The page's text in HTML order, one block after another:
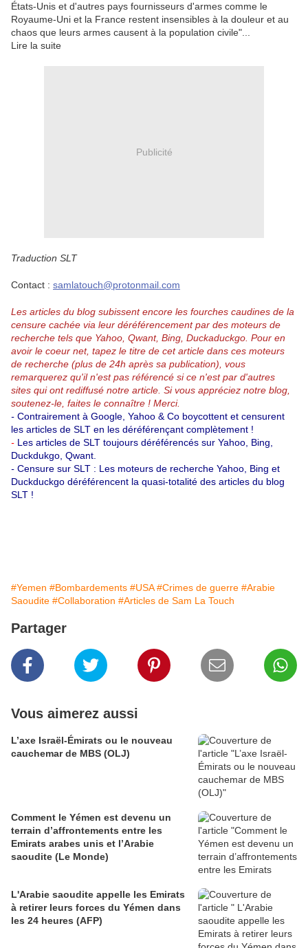
États-Unis et d'autres pays fournisseurs d'armes comme le
Royaume-Uni et la France restent insensibles à la douleur et au
chaos que leurs armes causent à la population civile"...
Lire la suite
Publicité
Traduction SLT
Contact : samlatouch@protonmail.com
Les articles du blog subissent encore les fourches caudines de la
censure cachée via leur déréférencement par des moteurs de
recherche tels que Yahoo, Qwant, Bing, Duckaduckgo. Pour en
avoir le coeur net, tapez le titre de cet article dans ces moteurs
de recherche (plus de 24h après sa publication), vous
remarquerez qu'il n'est pas référencé si ce n'est par d'autres
sites qui ont rediffusé notre article. Si vous appréciez notre blog,
soutenez-le, faites le connaître ! Merci.
- Contrairement à Google, Yahoo & Co boycottent et censurent
les articles de SLT en les déréférençant complètement !
- Les articles de SLT toujours déréférencés sur Yahoo, Bing,
Duckdukgo, Qwant.
- Censure sur SLT : Les moteurs de recherche Yahoo, Bing et
Duckduckgo déréférencent la quasi-totalité des articles du blog
SLT !
#Yemen #Bombardements #USA #Crimes de guerre #Arabie
Saoudite #Collaboration #Articles de Sam La Touch
Partager
Vous aimerez aussi
L’axe Israël-Émirats ou le nouveau
cauchemar de MBS (OLJ)
Comment le Yémen est devenu un
terrain d’affrontements entre les
Emirats arabes unis et l’Arabie
saoudite (Le Monde)
L'Arabie saoudite appelle les Emirats
à retirer leurs forces du Yémen dans
les 24 heures (AFP)